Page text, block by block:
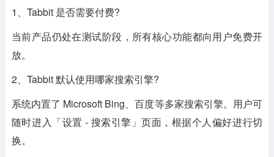
1、Tabbit 是否需要付费?
当前产品仍处在测试阶段，所有核心功能都向用户免费开
放。
2、Tabbit 默认使用哪家搜索引擎?
系统内置了 Microsoft Bing、百度等多家搜索引擎。用户可
随时进入「设置 - 搜索引擎」页面，根据个人偏好进行切
换。